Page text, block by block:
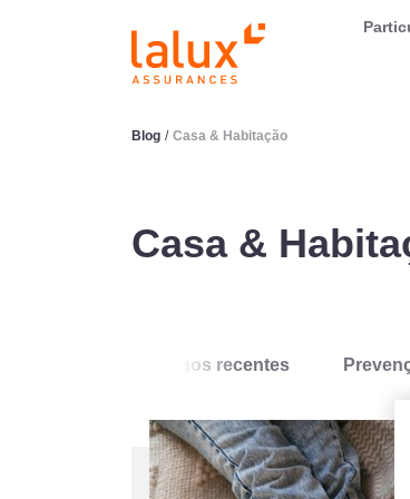
LALUX Assurances
Blog / Casa & Habitação
Casa &
Artigos recentes